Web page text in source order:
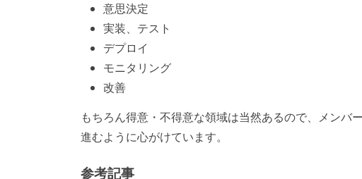
意思決定
実装、テスト
デプロイ
モニタリング
改善
もちろん得意・不得意な領域は当然あるので、メン
進むように心がけています。
参考記事